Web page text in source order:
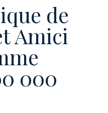
de
Amici
000